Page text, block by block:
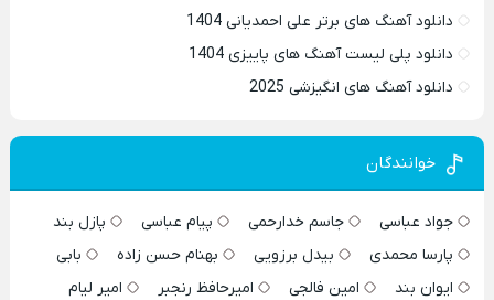
دانلود آهنگ های برتر علی احمدیانی 1404
دانلود پلی لیست آهنگ های پاییزی 1404
دانلود آهنگ های انگیزشی 2025
خوانندگان
جواد عباسی جاسم خدارحمی پیام عباسی
پازل بند
پارسا محمدی
بیدل برزویی بهنام حسن زاده
بابی
ایوان بند
امین فالجی امیرحافظ رنجبر
امیر لیام